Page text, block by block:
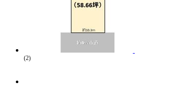
(2)